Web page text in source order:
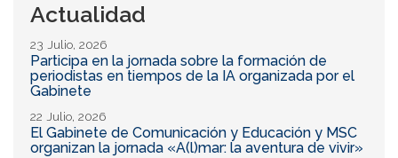
Actualidad
23 Julio, 2026
Participa en la jornada sobre la formación de
periodistas en tiempos de la IA organizada por el
Gabinete
22 Julio, 2026
El Gabinete de Comunicación y Educación y MSC
organizan la jornada «A(l)mar: la aventura de vivir»